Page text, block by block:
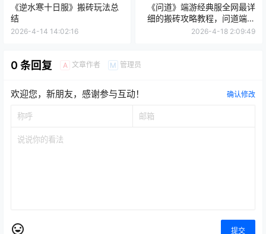
《逆水寒十日服》搬砖玩法总
2026-4-14 14:02:16
人物装备打造和宠物打造教程
2026-4-18 2:09:49
0 条回复